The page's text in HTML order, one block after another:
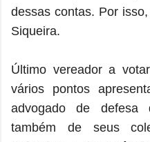
dessas contas. Por
Siqueira.
Último vereador a
vários pontos
advogado de defesa
também de seus